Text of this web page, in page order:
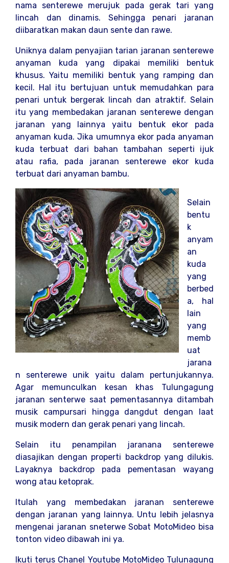
nama senterewe merujuk pada gerak tari yang
lincah dan dinamis. Sehingga penari jaranan
diibaratkan makan daun sente dan rawe.
Uniknya dalam penyajian tarian jaranan senterewe
anyaman kuda yang dipakai memiliki bentuk
khusus. Yaitu memiliki bentuk yang ramping dan
kecil. Hal itu bertujuan untuk memudahkan para
penari untuk bergerak lincah dan atraktif. Selain
itu yang membedakan jaranan senterewe dengan
jaranan yang lainnya yaitu bentuk ekor pada
anyaman kuda. Jika umumnya ekor pada anyaman
kuda terbuat dari bahan tambahan seperti ijuk
atau rafia, pada jaranan senterewe ekor kuda
terbuat dari anyaman bambu.
Selain
bentu
k
anyam
an
kuda
yang
berbed
a, hal
lain
yang
memb
uat
jarana
n senterewe unik yaitu dalam pertunjukannya.
Agar memunculkan kesan khas Tulungagung
jaranan senterwe saat pementasannya ditambah
musik campursari hingga dangdut dengan laat
musik modern dan gerak penari yang lincah.
Selain itu penampilan jaranana senterewe
diasajikan dengan properti backdrop yang dilukis.
Layaknya backdrop pada pementasan wayang
wong atau ketoprak.
Itulah yang membedakan jaranan senterewe
dengan jaranan yang lainnya. Untu lebih jelasnya
mengenai jaranan sneterwe Sobat MotoMideo bisa
tonton video dibawah ini ya.
Ikuti terus Chanel Youtube MotoMideo Tulunagung